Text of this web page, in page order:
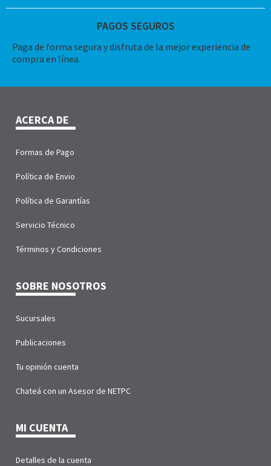
PAGOS SEGUROS
Paga de forma segura y disfruta de la mejor experiencia de
compra en línea.
ACERCA DE
Formas de Pago
Política de Envio
Política de Garantías
Servicio Técnico
Términos y Condiciones
SOBRE NOSOTROS
Sucursales
Publicaciones
Tu opinión cuenta
Chateá con un Asesor de NETPC
MI CUENTA
Detalles de la cuenta